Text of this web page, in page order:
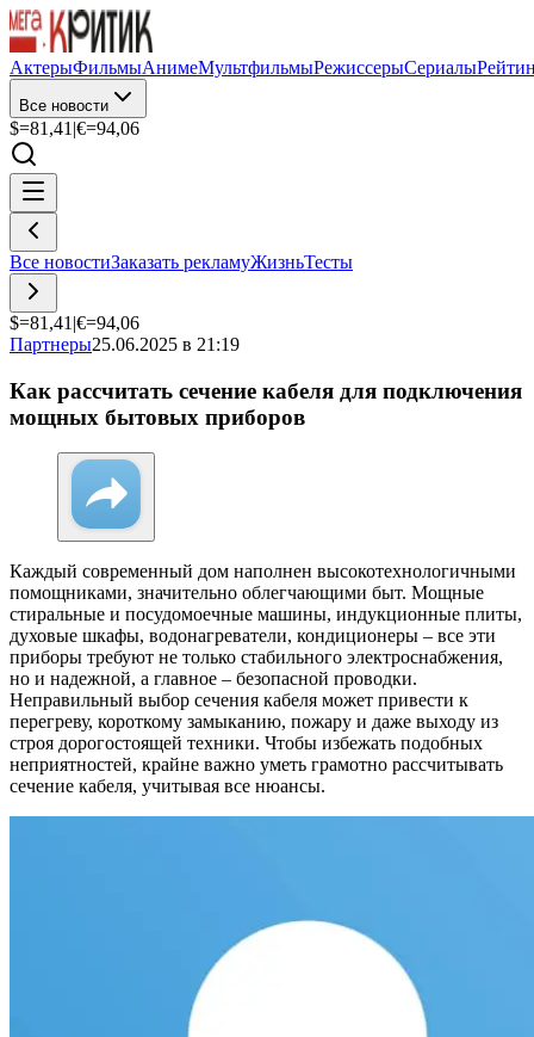
АктерыФильмыАнимеМультфильмыРежиссерыСериалы
Все новости
$=81,41 |€=94,06
Все новостиЗаказать рекламуЖизньТесты
$=81,41 |€=94,06
Партнеры25.06.2025 в 21:19
Как рассчитать сечение кабеля для подключения
мощных бытовых приборов
Каждый современный дом наполнен высокотехнологичными
помощниками, значительно облегчающими быт. Мощные
стиральные и посудомоечные машины, индукционные плиты,
духовые шкафы, водонагреватели, кондиционеры – все эти
приборы требуют не только стабильного электроснабжения,
но и надежной, а главное – безопасной проводки.
Неправильный выбор сечения кабеля может привести к
перегреву, короткому замыканию, пожару и даже выходу из
строя дорогостоящей техники. Чтобы избежать подобных
неприятностей, крайне важно уметь грамотно рассчитывать
сечение кабеля, учитывая все нюансы.